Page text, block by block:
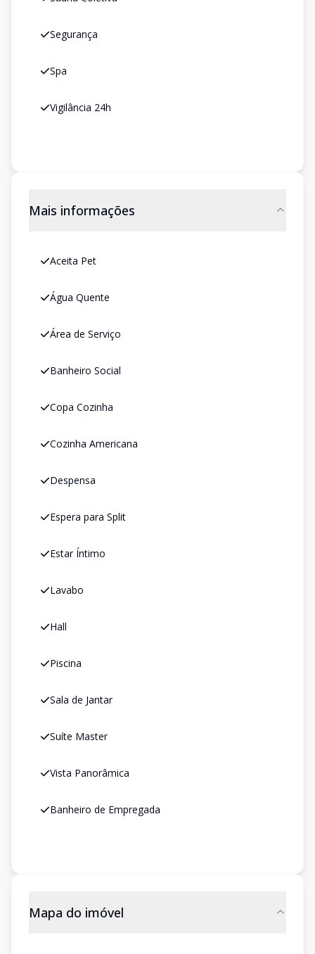
Segurança
Spa
Vigilância 24h
Mais informações
Aceita Pet
Água Quente
Área de Serviço
Banheiro Social
Copa Cozinha
Cozinha Americana
Despensa
Espera para Split
Estar Íntimo
Lavabo
Hall
Piscina
Sala de Jantar
Suíte Master
Vista Panorâmica
Banheiro de Empregada
Mapa do imóvel